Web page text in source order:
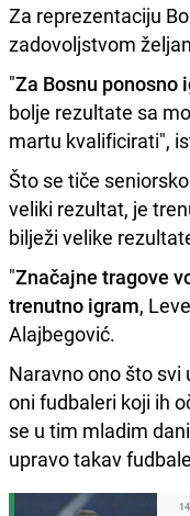
Za reprezentaciju
zadovoljstvom
"Za Bosnu ponosno
bolje rezultate sa
martu kvalificirati",
Što se tiče
veliki rezultat, je
bilježi velike
"Značajne tragove
trenutno igram,
Alajbegović.
Naravno ono što
oni fudbaleri koji ih
se u tim mladim
upravo takav